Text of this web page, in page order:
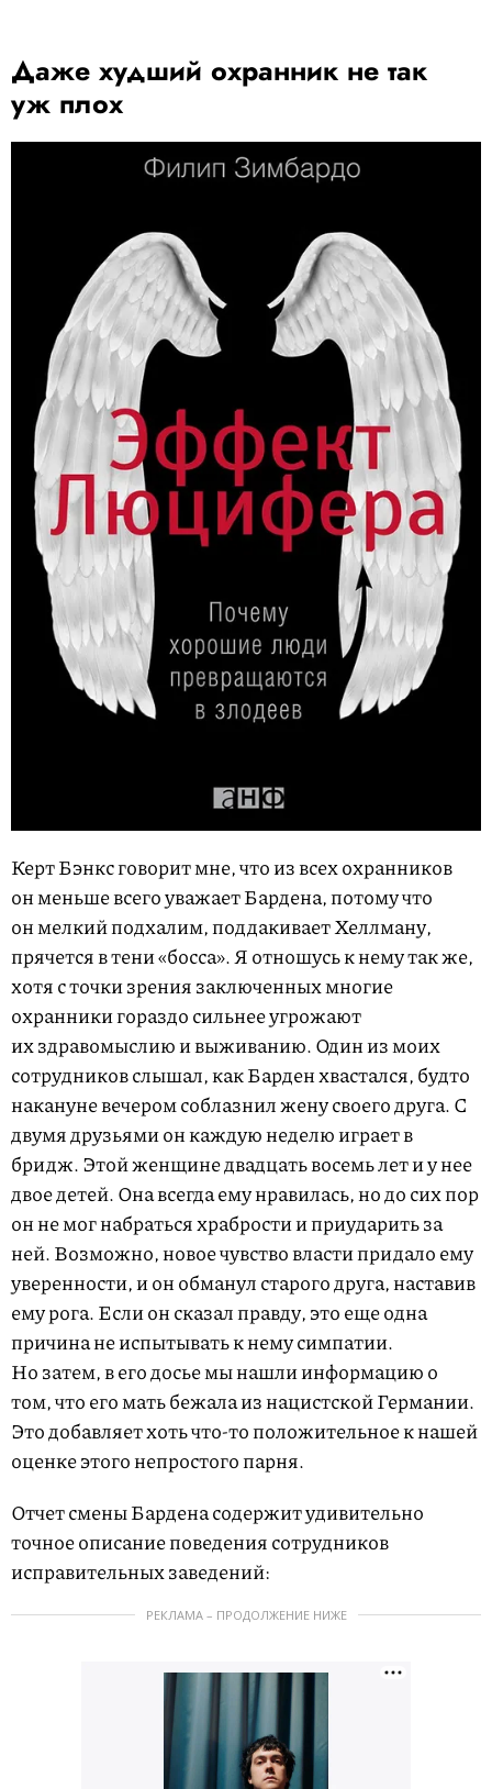
Даже худший охранник не так
уж плох
Керт Бэнкс говорит мне, что из всех охранников
он меньше всего уважает Бардена, потому что
он мелкий подхалим, поддакивает Хеллману,
прячется в тени «босса». Я отношусь к нему так же,
хотя с точки зрения заключенных многие
охранники гораздо сильнее угрожают
их здравомыслию и выживанию. Один из моих
сотрудников слышал, как Барден хвастался, будто
накануне вечером соблазнил жену своего друга. С
двумя друзьями он каждую неделю играет в
бридж. Этой женщине двадцать восемь лет и у нее
двое детей. Она всегда ему нравилась, но до сих пор
он не мог набраться храбрости и приударить за
ней. Возможно, новое чувство власти придало ему
уверенности, и он обманул старого друга, наставив
ему рога. Если он сказал правду, это еще одна
причина не испытывать к нему симпатии.
Но затем, в его досье мы нашли информацию о
том, что его мать бежала из нацистской Германии.
Это добавляет хоть что-то положительное к нашей
оценке этого непростого парня.
Отчет смены Бардена содержит удивительно
точное описание поведения сотрудников
исправительных заведений:
РЕКЛАМА – ПРОДОЛЖЕНИЕ НИЖЕ